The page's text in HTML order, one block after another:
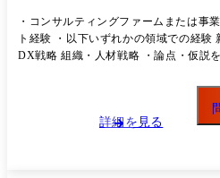
サービス ・新規事業を生み出すため
サービス ・テクノロジートレンド/ス
チ・活用するためのデジタルサービス 2.サービス検証のためのプロジェ
プロジェクトへの参画 ・新サービスの
※あくまで"自社サービス開発のための
トワークが主業務になることはありま
・コンサルティングファームまたは事
ト経験 ・以下いずれかの領域での経験
DX戦略 組織・人材戦略 ・論点・仮説
詳細を見る